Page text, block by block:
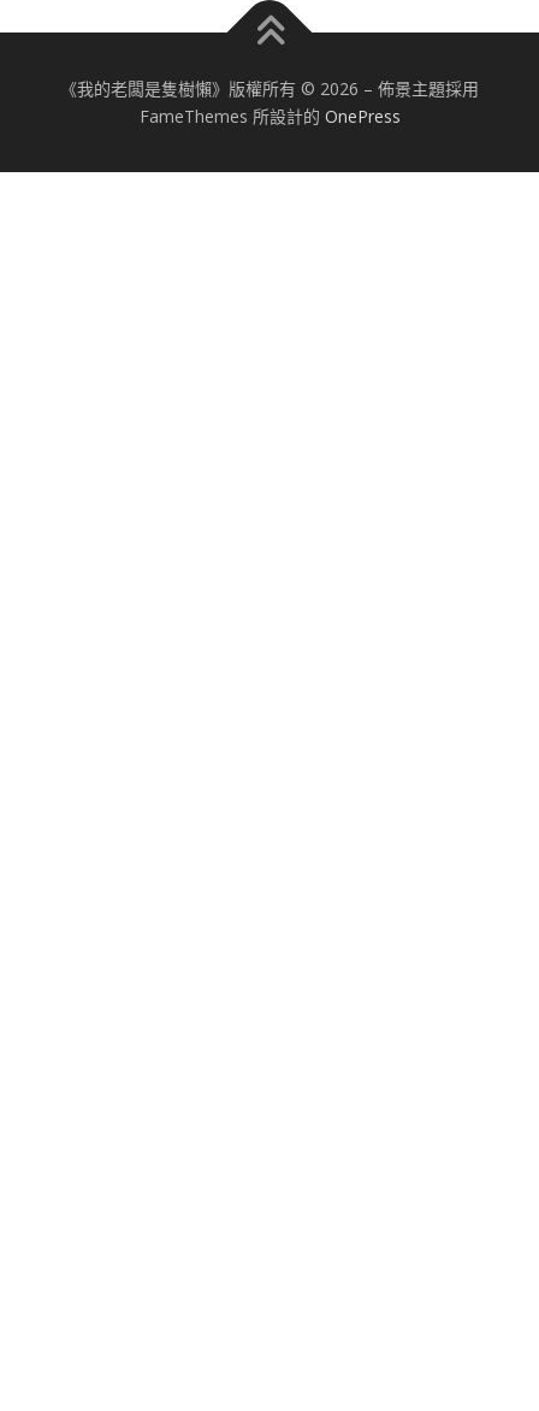
《我的老闆是隻樹懶》版權所有 © 2026 – 佈景主題採用
FameThemes 所設計的 OnePress